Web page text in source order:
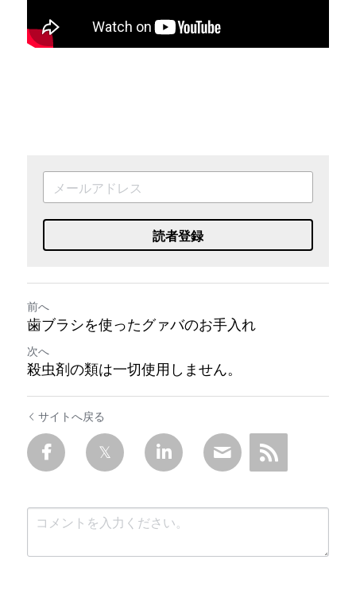
読者登録
前へ
歯ブラシを使ったグァバのお手入れ
次へ
殺虫剤の類は一切使用しません。
サイトへ戻る